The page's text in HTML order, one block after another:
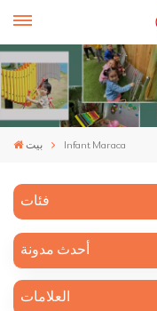
بيت Infant Maraca
فئات
أحدث مدونة
العلامات